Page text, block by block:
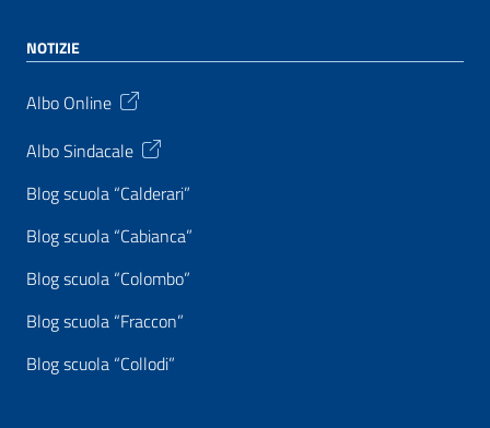
NOTIZIE
Albo Online
Albo Sindacale
Blog scuola “Calderari”
Blog scuola “Cabianca”
Blog scuola “Colombo”
Blog scuola “Fraccon”
Blog scuola “Collodi”